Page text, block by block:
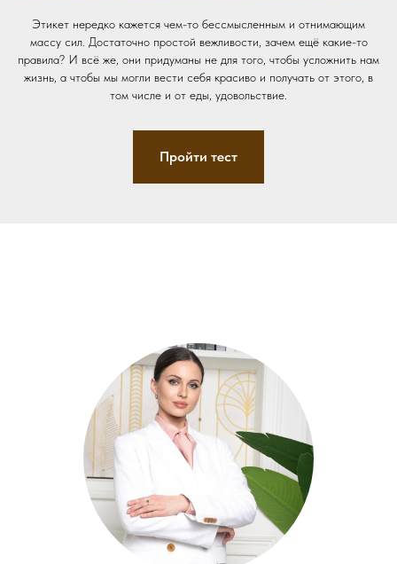
Этикет нередко кажется чем-то бессмысленным и отнимающим
массу сил. Достаточно простой вежливости, зачем ещё какие-то
правила? И всё же, они придуманы не для того, чтобы усложнить нам
жизнь, а чтобы мы могли вести себя красиво и получать от этого, в
том числе и от еды, удовольствие.
Пройти тест